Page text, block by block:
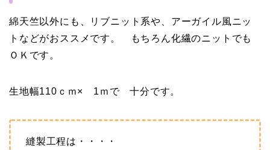
綿天竺以外にも、リブニット系や、アーガイル風ニッ
トなどがおススメです。 もちろん化繊のニットでも
ＯＫです。
生地幅110ｃｍ× 1ｍで 十分です。
縫製工程は・・・・